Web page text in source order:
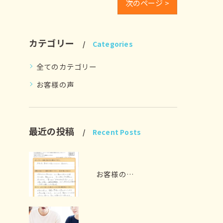
次のページ >
カテゴリー Categories
全てのカテゴリー
お客様の声
最近の投稿 Recent Posts
お客様の声 扶桑町 A様 （ガラス撤去、電気工事）